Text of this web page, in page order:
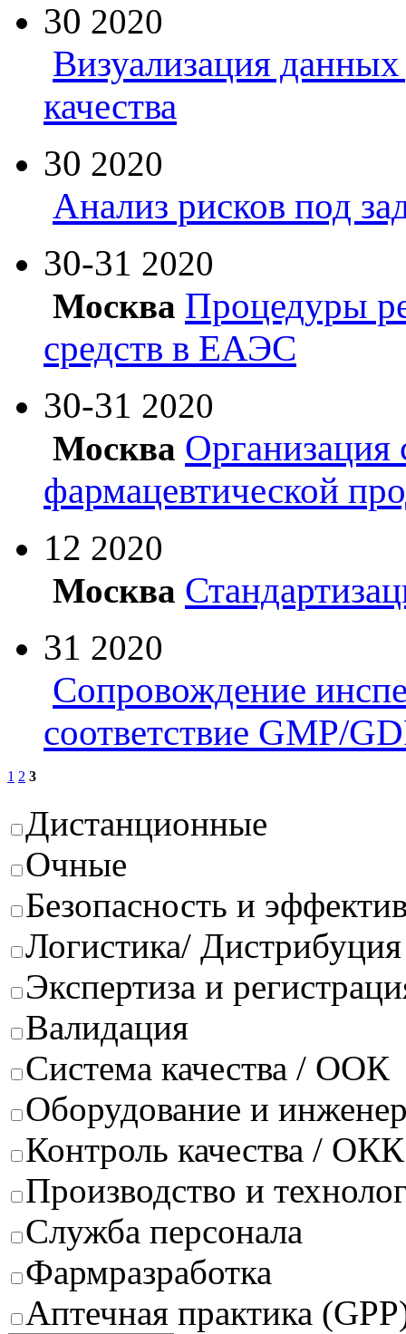
30 2020
Визуализация
качества
30 2020
Анализ рисков под
30-31 2020
Москва Процедуры
средств в ЕАЭС
30-31 2020
Москва Организация
фармацевтической
12 2020
Москва
31 2020
Сопровождение
соответствие GMP/
1 2 3
Дистанционные
Очные
Безопасность и
Логистика/
Экспертиза и
Валидация
Система качества / ООК
Оборудование и
Контроль качества / ОКК
Производство и
Служба персонала
Фармразработка
Аптечная практика